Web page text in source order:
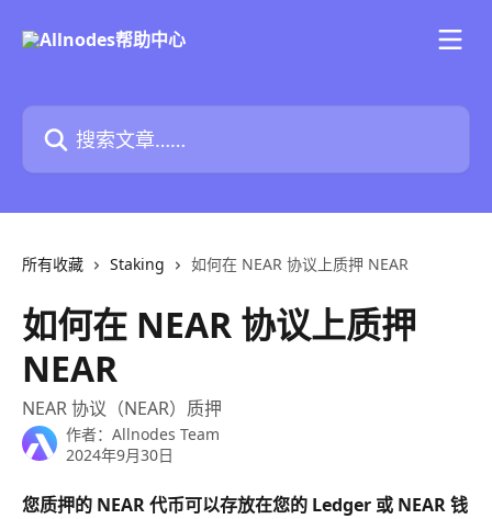
搜索文章……
所有收藏 Staking 如何在 NEAR 协议上质押 NEAR
如何在 NEAR 协议上质押
NEAR
NEAR 协议（NEAR）质押
作者： Allnodes Team
2024年9月30日
您质押的 NEAR 代币可以存放在您的 Ledger 或 NEAR 钱